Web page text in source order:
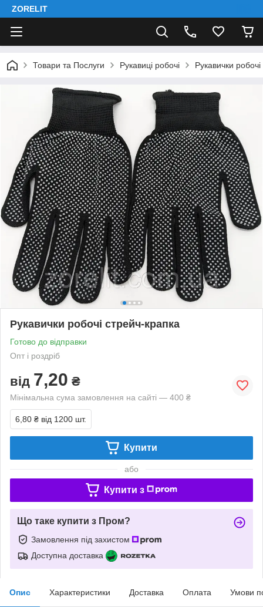
ZORELIT
Товари та Послуги Рукавиці робочі Рукавички
Рукавички робочі стрейч-крапка
Готово до відправки
Опт і роздріб
від 7,20 ₴
Мінімальна сума замовлення на сайті — 400 ₴
6,80 ₴ від 1200 шт.
Купити
або
Купити з
Що таке купити з Пром?
Замовлення під захистом
Доступна доставка
Опис Характеристики Доставка Оплата Умови